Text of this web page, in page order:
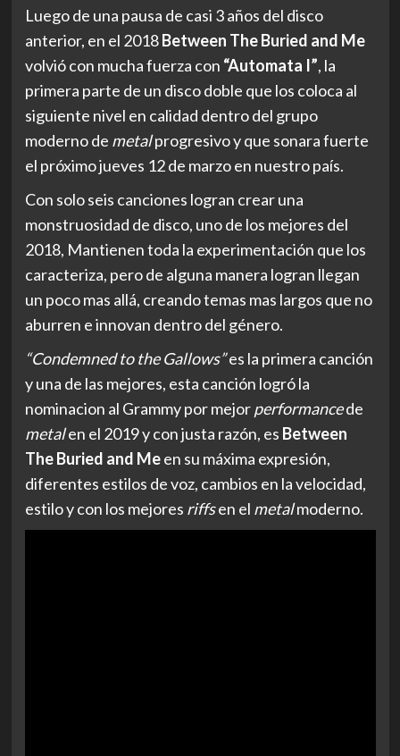
Luego de una pausa de casi 3 años del disco
anterior, en el 2018Between The Buried and Me
volvió con mucha fuerza con “Automata I”, la
primera parte de un disco doble que los coloca al
siguiente nivel en calidad dentro del grupo
moderno de metalprogresivo y que sonara fuerte
el próximo jueves 12 de marzo en nuestro país.
Con solo seis canciones logran crear una
monstruosidad de disco, uno de los mejores del
2018, Mantienen toda la experimentación que los
caracteriza, pero de alguna manera logran llegan
un poco mas allá, creando temas mas largos que no
aburren e innovan dentro del género.
“Condemned to the Gallows”es la primera canción
y una de las mejores, esta canción logró la
nominacion al Grammy por mejorperformancede
metalen el 2019 y con justa razón, es Between
The Buried and Meen su máxima expresión,
diferentes estilos de voz, cambios en la velocidad,
estilo y con los mejores riffsen el metalmoderno.